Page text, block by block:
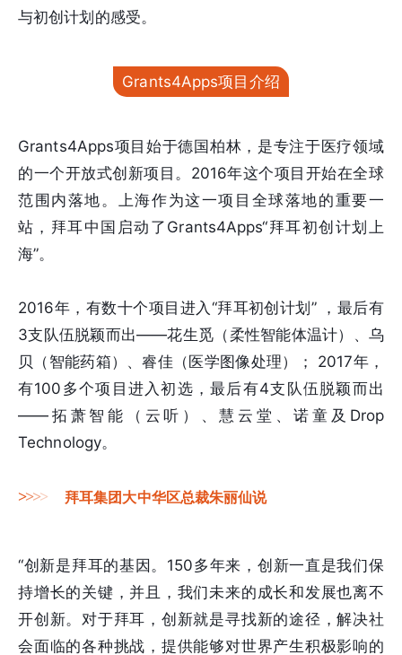
与初创计划的感受。
Grants4Apps项目介绍
Grants4Apps项目始于德国柏林，是专注于医疗领域
的一个开放式创新项目。2016年这个项目开始在全球
范围内落地。上海作为这一项目全球落地的重要一
站，拜耳中国启动了Grants4Apps“拜耳初创计划上
海”。
2016年，有数十个项目进入“拜耳初创计划” ，最后有
3支队伍脱颖而出——花生觅（柔性智能体温计）、乌
贝（智能药箱）、睿佳（医学图像处理）； 2017年，
有100多个项目进入初选，最后有4支队伍脱颖而出
——拓萧智能（云听）、慧云堂、诺童及Drop
Technology。
>>>> 拜耳集团大中华区总裁朱丽仙说
“创新是拜耳的基因。150多年来，创新一直是我们保
持增长的关键，并且，我们未来的成长和发展也离不
开创新。对于拜耳，创新就是寻找新的途径，解决社
会面临的各种挑战，提供能够对世界产生积极影响的